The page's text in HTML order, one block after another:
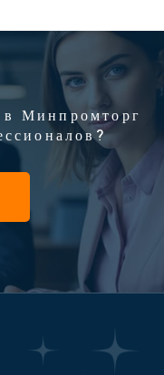
Минпромторг